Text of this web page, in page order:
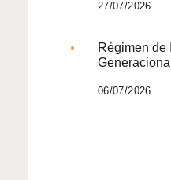
27/07/2026
Régimen de
06/07/2026